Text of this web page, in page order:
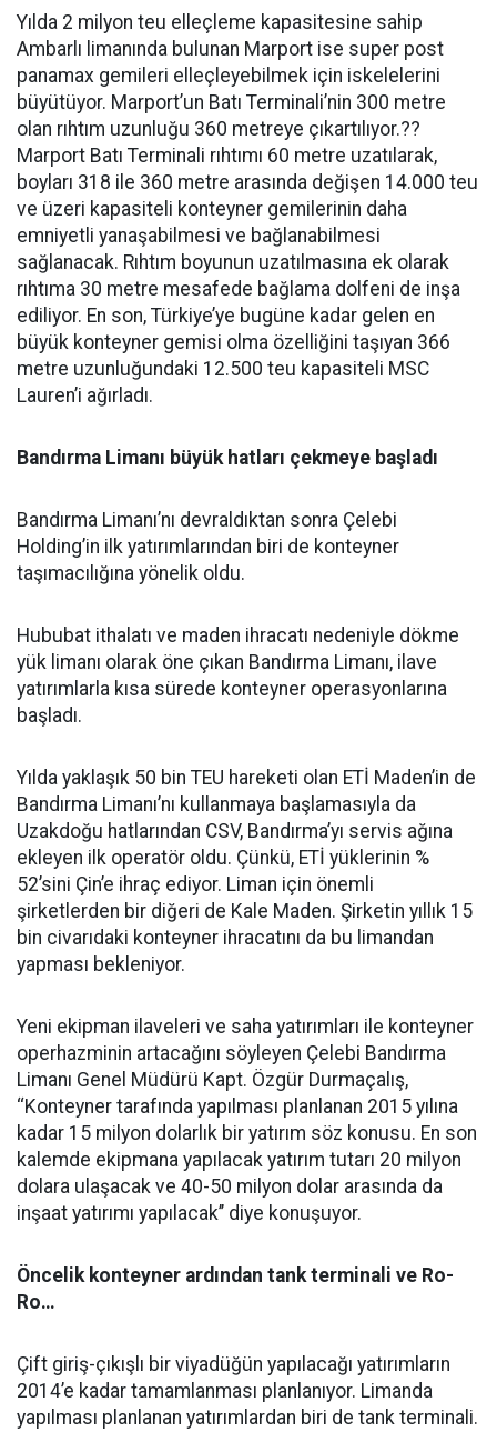
Yılda 2 milyon teu elleçleme kapasitesine sahip
Ambarlı limanında bulunan Marport ise super post
panamax gemileri elleçleyebilmek için iskelelerini
büyütüyor. Marport’un Batı Terminali’nin 300 metre
olan rıhtım uzunluğu 360 metreye çıkartılıyor.??
Marport Batı Terminali rıhtımı 60 metre uzatılarak,
boyları 318 ile 360 metre arasında değişen 14.000 teu
ve üzeri kapasiteli konteyner gemilerinin daha
emniyetli yanaşabilmesi ve bağlanabilmesi
sağlanacak. Rıhtım boyunun uzatılmasına ek olarak
rıhtıma 30 metre mesafede bağlama dolfeni de inşa
ediliyor. En son, Türkiye’ye bugüne kadar gelen en
büyük konteyner gemisi olma özelliğini taşıyan 366
metre uzunluğundaki 12.500 teu kapasiteli MSC
Lauren’i ağırladı.
Bandırma Limanı büyük hatları çekmeye başladı
Bandırma Limanı’nı devraldıktan sonra Çelebi
Holding’in ilk yatırımlarından biri de konteyner
taşımacılığına yönelik oldu.
Hububat ithalatı ve maden ihracatı nedeniyle dökme
yük limanı olarak öne çıkan Bandırma Limanı, ilave
yatırımlarla kısa sürede konteyner operasyonlarına
başladı.
Yılda yaklaşık 50 bin TEU hareketi olan ETİ Maden’in de
Bandırma Limanı’nı kullanmaya başlamasıyla da
Uzakdoğu hatlarından CSV, Bandırma’yı servis ağına
ekleyen ilk operatör oldu. Çünkü, ETİ yüklerinin %
52’sini Çin’e ihraç ediyor. Liman için önemli
şirketlerden bir diğeri de Kale Maden. Şirketin yıllık 15
bin civarıdaki konteyner ihracatını da bu limandan
yapması bekleniyor.
Yeni ekipman ilaveleri ve saha yatırımları ile konteyner
operhazminin artacağını söyleyen Çelebi Bandırma
Limanı Genel Müdürü Kapt. Özgür Durmaçalış,
‘‘Konteyner tarafında yapılması planlanan 2015 yılına
kadar 15 milyon dolarlık bir yatırım söz konusu. En son
kalemde ekipmana yapılacak yatırım tutarı 20 milyon
dolara ulaşacak ve 40-50 milyon dolar arasında da
inşaat yatırımı yapılacak’’ diye konuşuyor.
Öncelik konteyner ardından tank terminali ve Ro-
Ro…
Çift giriş-çıkışlı bir viyadüğün yapılacağı yatırımların
2014’e kadar tamamlanması planlanıyor. Limanda
yapılması planlanan yatırımlardan biri de tank terminali.